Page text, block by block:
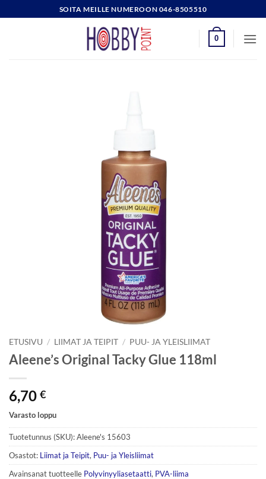
to
SOITA MEILLE NUMEROON 046-8505510
0
ETUSIVU / LIIMAT JA TEIPIT / PUU- JA YLEISLIIMAT
Aleene’s Original Tacky Glue 118ml
6,70 €
Varasto loppu
Tuotetunnus (SKU):Aleene's 15603
Osastot: Liimat ja Teipit, Puu- ja Yleisliimat
Avainsanat tuotteelle Polyvinyyliasetaatti, PVA-liima